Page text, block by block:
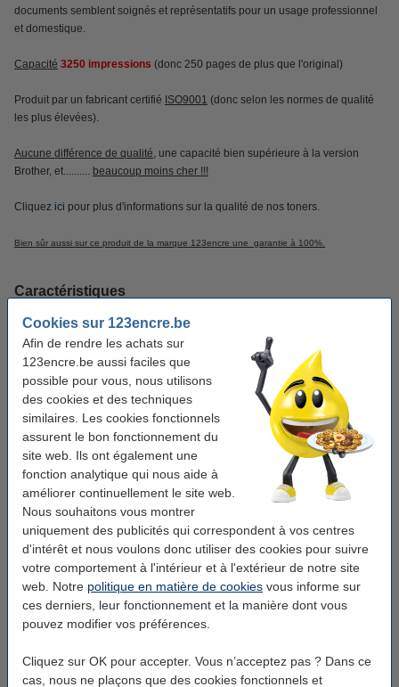
Cookies sur 123encre.be
Afin de rendre les achats sur
123encre.be aussi faciles que
possible pour vous, nous utilisons
des cookies et des techniques
similaires. Les cookies fonctionnels
assurent le bon fonctionnement du
site web. Ils ont également une
fonction analytique qui nous aide à
améliorer continuellement le site web.
Nous souhaitons vous montrer
uniquement des publicités qui correspondent à vos centres
d'intérêt et nous voulons donc utiliser des cookies pour suivre
votre comportement à l'intérieur et à l'extérieur de notre site
web. Notre politique en matière de cookies vous informe sur
ces derniers, leur fonctionnement et la manière dont vous
pouvez modifier vos préférences.
Cliquez sur OK pour accepter. Vous n’acceptez pas ? Dans ce
cas, nous ne plaçons que des cookies fonctionnels et
documents semblent soignés et représentatifs pour un usage professionnel
et domestique.
Capacité 3250 impressions (donc 250 pages de plus que l'original)
Produit par un fabricant certifié ISO9001 (donc selon les normes de qualité
les plus élevées).
Aucune différence de qualité, une capacité bien supérieure à la version
Brother, et.......... beaucoup moins cher !!!
Cliquez ici pour plus d'informations sur la qualité de nos toners.
Bien sûr aussi sur ce produit de la marque 123encre une garantie à 100%.
Caractéristiques
Marque:
Type: toner
Couleur: noir
Capacité: ± 3.250 pages
Code produit: 051401
Bon plan : commandez également du papier
123encre papier d'impression 1 boîte de 2500
33,50 €
123encre papier d'impression 1 ramette de 500
7,25 €